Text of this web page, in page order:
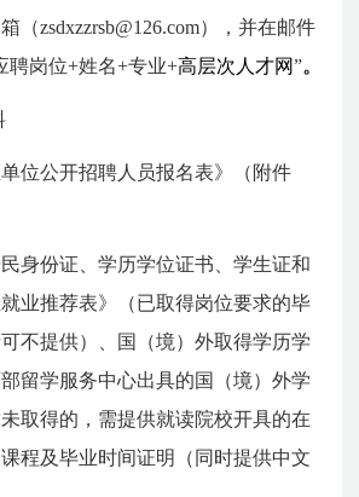
（zsdxzzrsb@126.com），并在邮件
聘岗位+姓名+专业+高层次人才网”。
位公开招聘人员报名表》（附件
身份证、学历学位证书、学生证和
就业推荐表》（已取得岗位要求的毕
不提供）、国（境）外取得学历学
留学服务中心出具的国（境）外学
取得的，需提供就读院校开具的在
程及毕业时间证明（同时提供中文